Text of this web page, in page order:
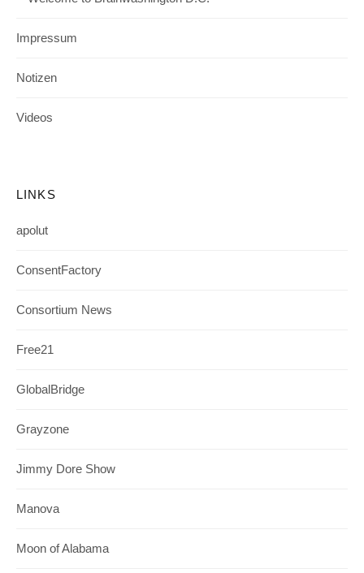
Impressum
Notizen
Videos
LINKS
apolut
ConsentFactory
Consortium News
Free21
GlobalBridge
Grayzone
Jimmy Dore Show
Manova
Moon of Alabama